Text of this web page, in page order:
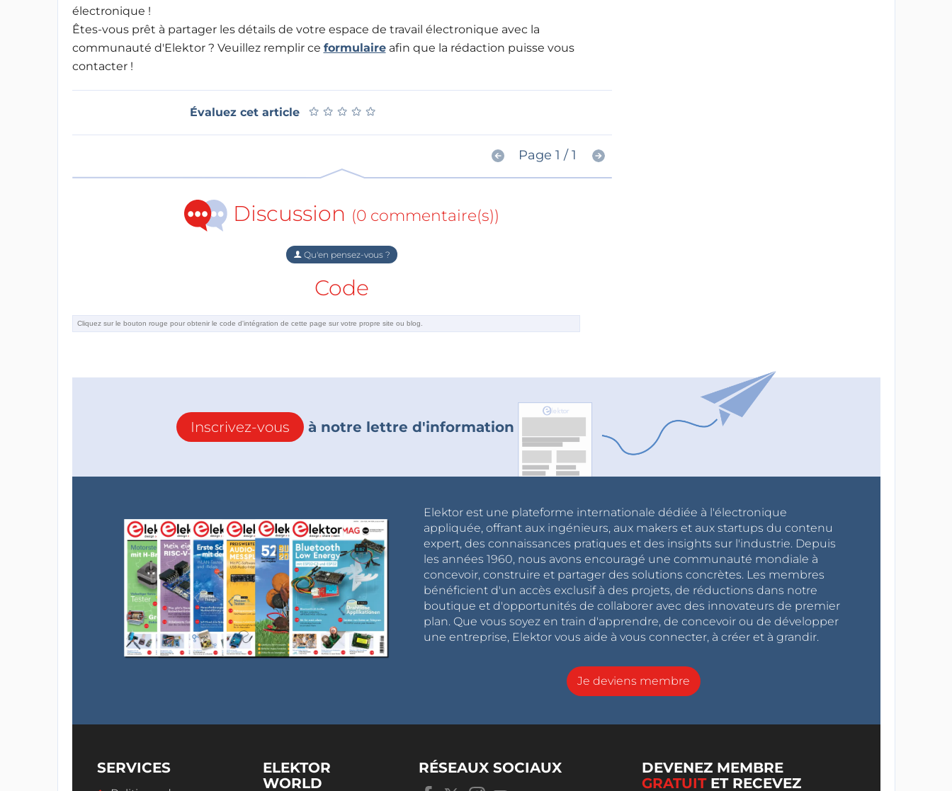
électronique !
Êtes-vous prêt à partager les détails de votre espace de travail électronique avec la
communauté d'Elektor ? Veuillez remplir ce formulaireafin que la rédaction puisse vous
contacter !
Évaluez cet article ★ ★ ★ ★ ★
★ ★ ★ ★ ★
Page 1 / 1
Discussion (0 commentaire(s))
Qu'en pensez-vous ?
Code
Inscrivez-vous à notre lettre d'information
Elektor est une plateforme internationale dédiée à l'électronique
appliquée, offrant aux ingénieurs, aux makers et aux startups du contenu
expert, des connaissances pratiques et des insights sur l'industrie. Depuis
les années 1960, nous avons encouragé une communauté mondiale à
concevoir, construire et partager des solutions concrètes. Les membres
bénéficient d'un accès exclusif à des projets, de réductions dans notre
boutique et d'opportunités de collaborer avec des innovateurs de premier
plan. Que vous soyez en train d'apprendre, de concevoir ou de développer
une entreprise, Elektor vous aide à vous connecter, à créer et à grandir.
Je deviens membre
SERVICES
ELEKTOR
WORLD
RÉSEAUX SOCIAUX
DEVENEZ MEMBRE
GRATUITET RECEVEZ